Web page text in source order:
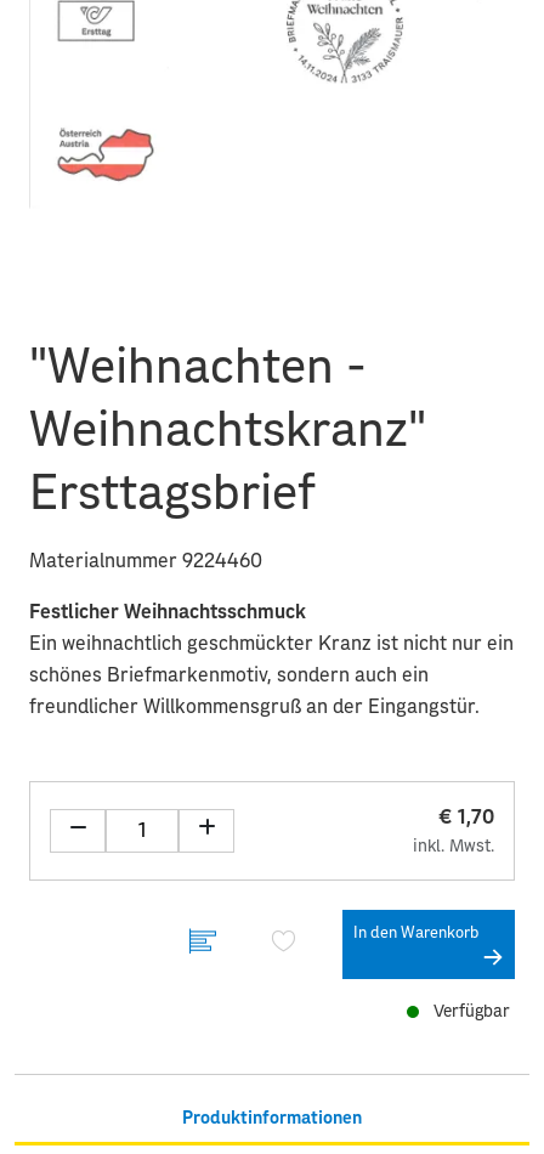
"Weihnachten -
Weihnachtskranz"
Ersttagsbrief
Materialnummer 9224460
Festlicher Weihnachtsschmuck
Ein weihnachtlich geschmückter Kranz ist nicht nur ein
schönes Briefmarkenmotiv, sondern auch ein
freundlicher Willkommensgruß an der Eingangstür.
€ 1,70
inkl. Mwst.
In den Warenkorb
Verfügbar
Produktinformationen